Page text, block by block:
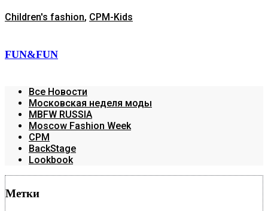
Children's fashion, CPM-Kids
FUN&FUN
Все Новости
Московская неделя моды
MBFW RUSSIA
Moscow Fashion Week
CPM
BackStage
Lookbook
Метки